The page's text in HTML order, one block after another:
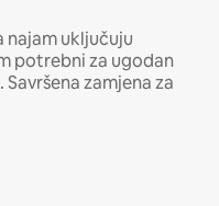
uključuju
potrebni za ugodan
zamjena za